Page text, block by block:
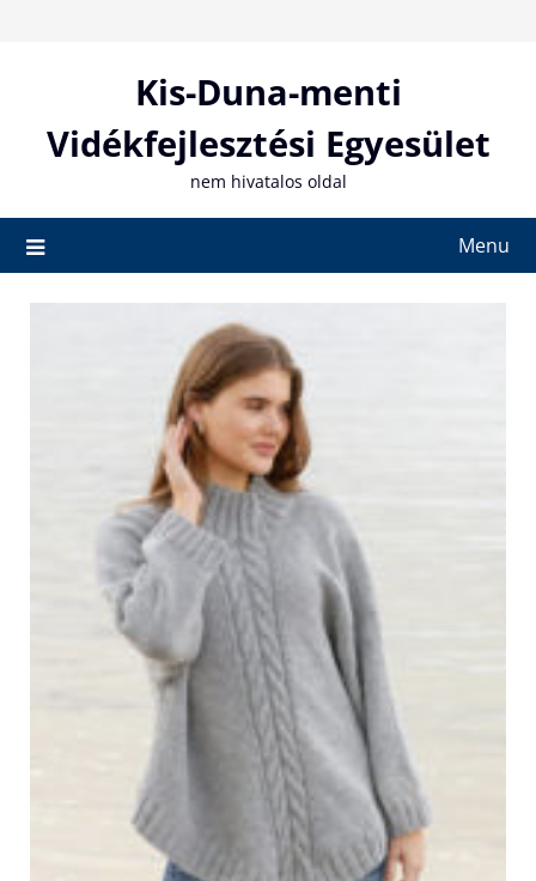
Kis-Duna-menti
Vidékfejlesztési Egyesület
nem hivatalos oldal
Menu